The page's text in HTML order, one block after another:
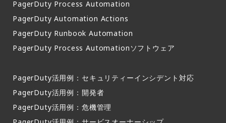
PagerDuty Process Automation
PagerDuty Automation Actions
PagerDuty Runbook Automation
PagerDuty Process Automationソフトウェア
PagerDuty活用例：セキュリティーインシデント対応
PagerDuty活用例：開発者
PagerDuty活用例：危機管理